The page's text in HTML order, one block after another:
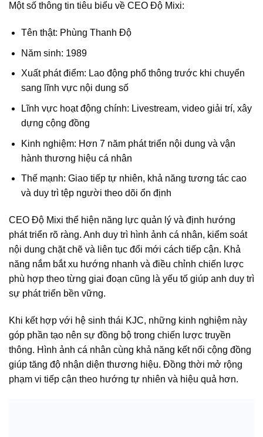
Một số thông tin tiêu biểu về CEO Độ Mixi:
Tên thật: Phùng Thanh Độ
Năm sinh: 1989
Xuất phát điểm: Lao động phổ thông trước khi chuyển
sang lĩnh vực nội dung số
Lĩnh vực hoạt động chính: Livestream, video giải trí, xây
dựng cộng đồng
Kinh nghiệm: Hơn 7 năm phát triển nội dung và vận
hành thương hiệu cá nhân
Thế mạnh: Giao tiếp tự nhiên, khả năng tương tác cao
và duy trì tệp người theo dõi ổn định
CEO Độ Mixi thể hiện năng lực quản lý và định hướng
phát triển rõ ràng. Anh duy trì hình ảnh cá nhân, kiểm soát
nội dung chặt chẽ và liên tục đổi mới cách tiếp cận. Khả
năng nắm bắt xu hướng nhanh và điều chỉnh chiến lược
phù hợp theo từng giai đoạn cũng là yếu tố giúp anh duy trì
sự phát triển bền vững.
Khi kết hợp với hệ sinh thái KJC, những kinh nghiệm này
góp phần tạo nên sự đồng bộ trong chiến lược truyền
thông. Hình ảnh cá nhân cùng khả năng kết nối cộng đồng
giúp tăng độ nhận diện thương hiệu. Đồng thời mở rộng
phạm vi tiếp cận theo hướng tự nhiên và hiệu quả hơn.